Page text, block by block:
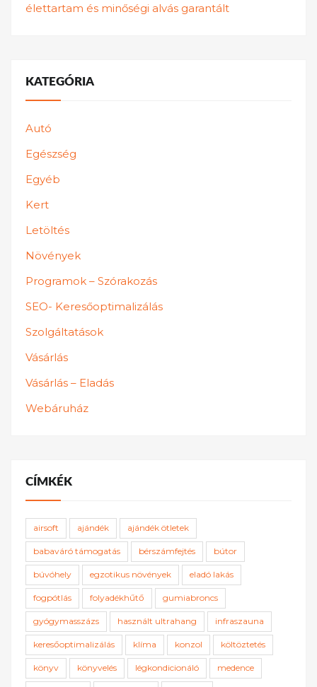
élettartam és minőségi alvás garantált
KATEGÓRIA
Autó
Egészség
Egyéb
Kert
Letöltés
Növények
Programok – Szórakozás
SEO- Keresőoptimalizálás
Szolgáltatások
Vásárlás
Vásárlás – Eladás
Webáruház
CÍMKÉK
airsoft ajándék ajándék ötletek
babaváró támogatás bérszámfejtés bútor
búvóhely egzotikus növények eladó lakás
fogpótlás folyadékhűtő gumiabroncs
gyógymasszázs használt ultrahang infraszauna
keresőoptimalizálás klíma konzol költöztetés
könyv könyvelés légkondicionáló medence